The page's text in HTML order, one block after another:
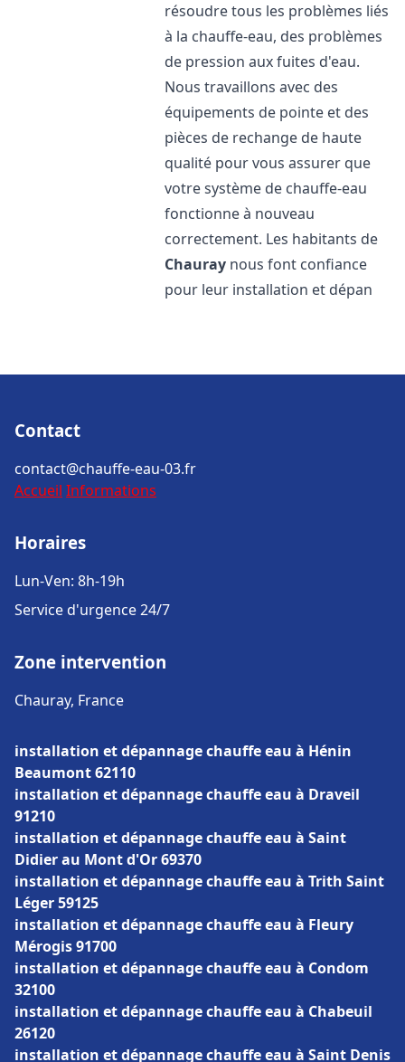
résoudre tous les problèmes liés
à la chauffe-eau, des problèmes
de pression aux fuites d'eau.
Nous travaillons avec des
équipements de pointe et des
pièces de rechange de haute
qualité pour vous assurer que
votre système de chauffe-eau
fonctionne à nouveau
correctement. Les habitants de
Chauray nous font confiance
pour leur installation et dépan
Contact
contact@chauffe-eau-03.fr
Accueil Informations
Horaires
Lun-Ven: 8h-19h
Service d'urgence 24/7
Zone intervention
Chauray, France
installation et dépannage chauffe eau à Hénin
Beaumont 62110
installation et dépannage chauffe eau à Draveil
91210
installation et dépannage chauffe eau à Saint
Didier au Mont d'Or 69370
installation et dépannage chauffe eau à Trith Saint
Léger 59125
installation et dépannage chauffe eau à Fleury
Mérogis 91700
installation et dépannage chauffe eau à Condom
32100
installation et dépannage chauffe eau à Chabeuil
26120
installation et dépannage chauffe eau à Saint Denis